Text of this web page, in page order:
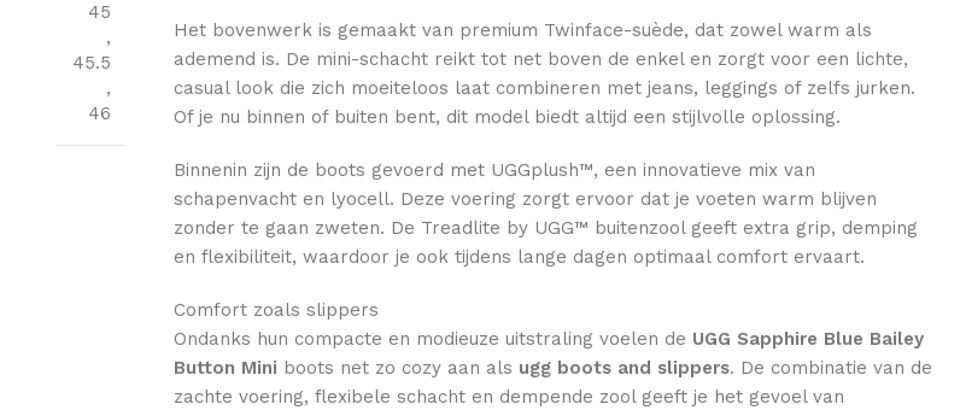
45
,
45.5
,
46
Het bovenwerk is gemaakt van premium Twinface-suède, dat zowel warm als
ademend is. De mini-schacht reikt tot net boven de enkel en zorgt voor een lichte,
casual look die zich moeiteloos laat combineren met jeans, leggings of zelfs jurken.
Of je nu binnen of buiten bent, dit model biedt altijd een stijlvolle oplossing.
Binnenin zijn de boots gevoerd met UGGplush™, een innovatieve mix van
schapenvacht en lyocell. Deze voering zorgt ervoor dat je voeten warm blijven
zonder te gaan zweten. De Treadlite by UGG™ buitenzool geeft extra grip, demping
en flexibiliteit, waardoor je ook tijdens lange dagen optimaal comfort ervaart.
Comfort zoals slippers
Ondanks hun compacte en modieuze uitstraling voelen de UGG Sapphire Blue Bailey
Button Mini boots net zo cozy aan als ugg boots and slippers. De combinatie van de
zachte voering, flexibele schacht en dempende zool geeft je het gevoel van